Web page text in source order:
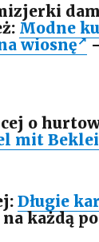
Modne
wiosnę
o
mit
Długie
każdą